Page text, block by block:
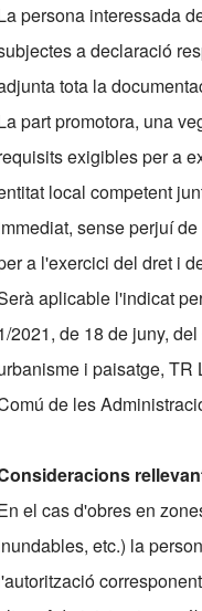
persona interessada
a declaració
tota la
part promotora, una
exigibles per a
local competent
sense perjuí
a l'exercici del dret i
aplicable l'indicat
2021, de 18 de juny,
i paisatge, TR
de les
el cas d'obres en
etc.) la